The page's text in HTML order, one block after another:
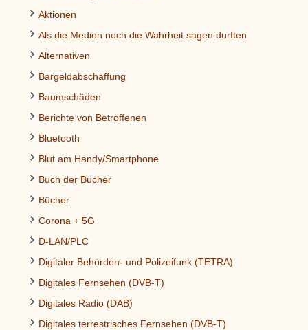
Aktionen
Als die Medien noch die Wahrheit sagen durften
Alternativen
Bargeldabschaffung
Baumschäden
Berichte von Betroffenen
Bluetooth
Blut am Handy/Smartphone
Buch der Bücher
Bücher
Corona + 5G
D-LAN/PLC
Digitaler Behörden- und Polizeifunk (TETRA)
Digitales Fernsehen (DVB-T)
Digitales Radio (DAB)
Digitales terrestrisches Fernsehen (DVB-T)